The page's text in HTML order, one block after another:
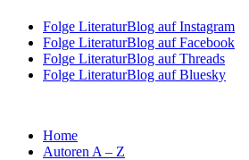
Folge LiteraturBlog auf Instagram
Folge LiteraturBlog auf Facebook
Folge LiteraturBlog auf Threads
Folge LiteraturBlog auf Bluesky
Home
Autoren A – Z